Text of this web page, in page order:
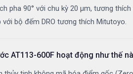
pha 90° với chu kỳ 20 µm, tương
bộ đếm DRO tương thích Mitutoyo.
AT113-600F hoạt động như thế